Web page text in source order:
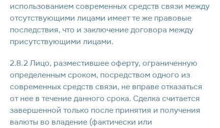
использованием современных средств связи между
отсутствующими лицами имеет те же правовые
последствия, что и заключение договора между
присутствующими лицами.
2.8.2 Лицо, разместившее оферту, ограниченную
определенным сроком, посредством одного из
современных средств связи, не вправе отказаться
от нее в течение данного срока. Сделка считается
завершенной только после принятия и получения
валюты во владение (фактически или